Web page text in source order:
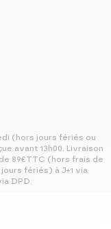
(hors jours fériés ou
avant 13h00. Livraison
89€TTC (hors frais de
fériés) à J+1 via
DPD.